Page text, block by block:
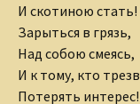
И скотиною стать!
Зарыться в грязь,
Над собою смеясь,
И к тому, кто
Потерять интерес!